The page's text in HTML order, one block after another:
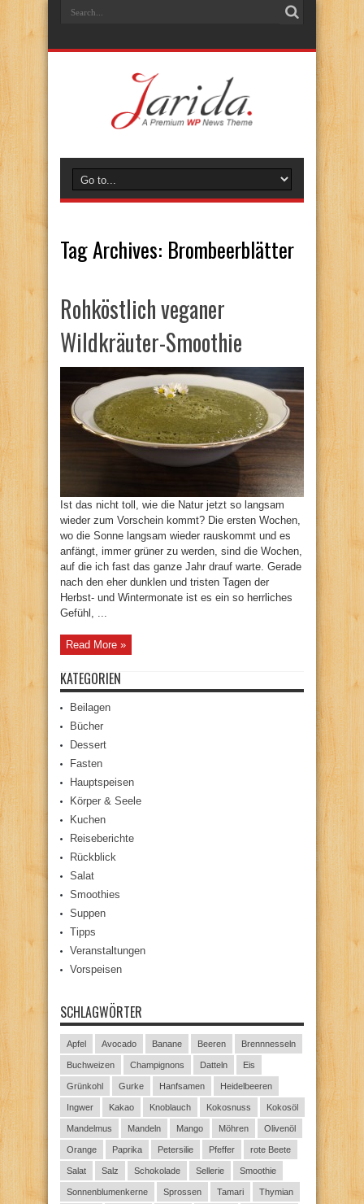
Tag Archives: Brombeerblätter
Rohköstlich veganer
Wildkräuter-Smoothie
Ist das nicht toll, wie die Natur jetzt so langsam
wieder zum Vorschein kommt? Die ersten Wochen,
wo die Sonne langsam wieder rauskommt und es
anfängt, immer grüner zu werden, sind die Wochen,
auf die ich fast das ganze Jahr drauf warte. Gerade
nach den eher dunklen und tristen Tagen der
Herbst- und Wintermonate ist es ein so herrliches
Gefühl, ...
Read More »
KATEGORIEN
Beilagen
Bücher
Dessert
Fasten
Hauptspeisen
Körper & Seele
Kuchen
Reiseberichte
Rückblick
Salat
Smoothies
Suppen
Tipps
Veranstaltungen
Vorspeisen
SCHLAGWÖRTER
Apfel Avocado Banane Beeren Brennnesseln
Buchweizen Champignons Datteln Eis
Grünkohl Gurke Hanfsamen Heidelbeeren
Ingwer Kakao Knoblauch Kokosnuss Kokosöl
Mandelmus Mandeln Mango Möhren Olivenöl
Orange Paprika Petersilie Pfeffer rote Beete
Salat Salz Schokolade Sellerie Smoothie
Sonnenblumenkerne Sprossen Tamari Thymian